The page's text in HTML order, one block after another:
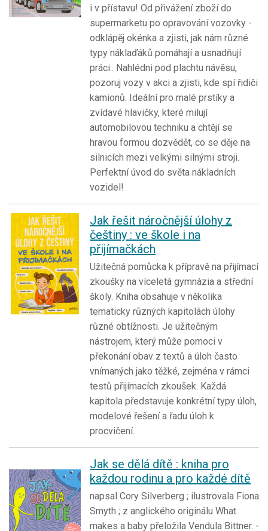
i v přístavu! Od přivážení zboží do
supermarketu po opravování vozovky -
odklápěj okénka a zjisti, jak nám různé
typy náklaďáků pomáhají a usnadňují
práci.. Nahlédni pod plachtu návěsu,
pozoruj vozy v akci a zjisti, kde spí řidiči
kamionů. Ideální pro malé prstíky a
zvídavé hlavičky, které milují
automobilovou techniku a chtějí se
hravou formou dozvědět, co se děje na
silnicích mezi velkými silnými stroji.
Perfektní úvod do světa nákladních
vozidel!
Jak řešit náročnější úlohy z
češtiny : ve škole i na
přijímačkách
Užitečná pomůcka k přípravě na přijímací
zkoušky na víceletá gymnázia a střední
školy. Kniha obsahuje v několika
tematicky různých kapitolách úlohy
různé obtížnosti. Je užitečným
nástrojem, který může pomoci v
překonání obav z textů a úloh často
vnímaných jako těžké, zejména v rámci
testů přijímacích zkoušek. Každá
kapitola představuje konkrétní typy úloh,
modelové řešení a řadu úloh k
procvičení.
Jak se dělá dítě : kniha pro
každou rodinu a pro každé dítě
napsal Cory Silverberg ; ilustrovala Fiona
Smyth ; z anglického originálu What
makes a baby přeložila Vendula Bittner. -